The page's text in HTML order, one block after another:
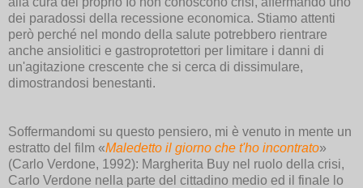
dei paradossi della recessione economica. Stiamo attenti
però perché nel mondo della salute potrebbero rientrare
anche ansiolitici e gastroprotettori per limitare i danni di
un'agitazione crescente che si cerca di dissimulare,
dimostrandosi benestanti.
Soffermandomi su questo pensiero, mi è venuto in mente un
estratto del film «Maledetto il giorno che t'ho incontrato»
(Carlo Verdone, 1992): Margherita Buy nel ruolo della crisi,
Carlo Verdone nella parte del cittadino medio ed il finale lo